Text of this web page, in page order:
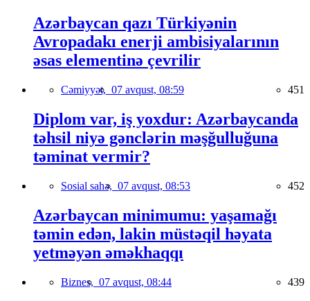
Azərbaycan qazı Türkiyənin
Avropadakı enerji ambisiyalarının
əsas elementinə çevrilir
Cəmiyyət, 07 avqust, 08:59 451
Diplom var, iş yoxdur: Azərbaycanda
təhsil niyə gənclərin məşğulluğuna
təminat vermir?
Sosial sahə, 07 avqust, 08:53 452
Azərbaycan minimumu: yaşamağı
təmin edən, lakin müstəqil həyata
yetməyən əməkhaqqı
Biznes, 07 avqust, 08:44 439